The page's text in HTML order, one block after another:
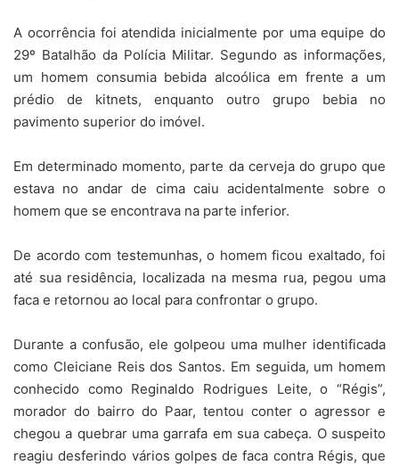
A ocorrência foi atendida inicialmente por uma equipe do
29º Batalhão da Polícia Militar. Segundo as informações,
um homem consumia bebida alcoólica em frente a um
prédio de kitnets, enquanto outro grupo bebia no
pavimento superior do imóvel.
Em determinado momento, parte da cerveja do grupo que
estava no andar de cima caiu acidentalmente sobre o
homem que se encontrava na parte inferior.
De acordo com testemunhas, o homem ficou exaltado, foi
até sua residência, localizada na mesma rua, pegou uma
faca e retornou ao local para confrontar o grupo.
Durante a confusão, ele golpeou uma mulher identificada
como Cleiciane Reis dos Santos. Em seguida, um homem
conhecido como Reginaldo Rodrigues Leite, o “Régis”,
morador do bairro do Paar, tentou conter o agressor e
chegou a quebrar uma garrafa em sua cabeça. O suspeito
reagiu desferindo vários golpes de faca contra Régis, que